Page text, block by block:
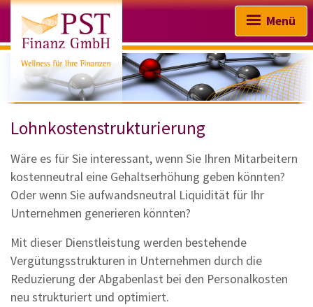
Menü
Startseite
Wir über uns
Absicherung & Vorsorge
Kapitalanlage
Finanzierungen
Sachversicherungen
Lohnkostenstrukturierung
Wäre es für Sie interessant, wenn Sie Ihren Mitarbeitern
kostenneutral eine Gehaltserhöhung geben könnten?
Oder wenn Sie aufwandsneutral Liquidität für Ihr
Unternehmen generieren könnten?
Mit dieser Dienstleistung werden bestehende
Vergütungsstrukturen in Unternehmen durch die
Reduzierung der Abgabenlast bei den Personalkosten
neu strukturiert und optimiert.